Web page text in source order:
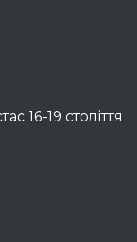
16-19 cтоліття